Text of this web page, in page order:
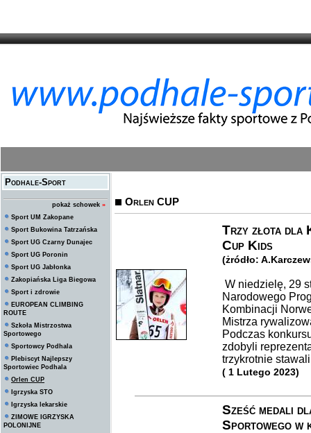
Podhale-Sport
pokaż schowek »
Sport UM Zakopane
Sport Bukowina Tatrzańska
Sport UG Czarny Dunajec
Sport UG Poronin
Sport UG Jabłonka
Zakopiańska Liga Biegowa
Sport i zdrowie
EUROPEAN CLIMBING
ROUTE
Szkoła Mistrzostwa
Sportowego
Sportowcy Podhala
Plebiscyt Najlepszy
Sportowiec Podhala
Orlen CUP
Igrzyska STO
Igrzyska lekarskie
ZIMOWE IGRZYSKA
POLONIJNE
Orlen CUP
Trzy złota dla
Cup Kids
(żródło:
W niedzielę, 29
Narodowego
Kombinacji
Mistrza
Podczas
zdobyli
trzykrotnie
( 1 Lutego 2023)
Sześć medali
Sportowego w